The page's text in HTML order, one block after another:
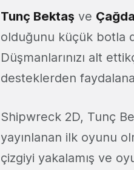
Tunç Bektaş ve
olduğunu küçük botla
Düşmanlarınızı alt
desteklerden
Shipwreck 2D, Tunç
yayınlanan ilk oyunu
çizgiyi yakalamış ve